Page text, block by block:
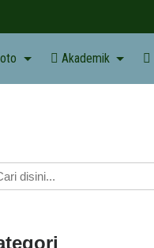
Akademik